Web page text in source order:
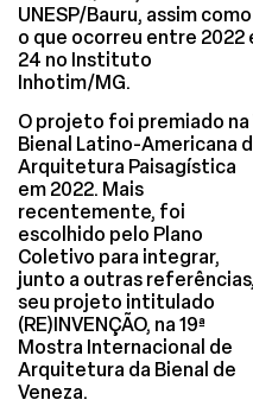
UNESP/Bauru, assim como
o que ocorreu entre 2022
24 no Instituto
Inhotim/MG.
O projeto foi premiado na
Bienal Latino-Americana
Arquitetura Paisagística
em 2022. Mais
recentemente, foi
escolhido pelo Plano
Coletivo para integrar,
junto a outras referências,
seu projeto intitulado
(RE)INVENÇÃO, na 19ª
Mostra Internacional de
Arquitetura da Bienal de
Veneza.